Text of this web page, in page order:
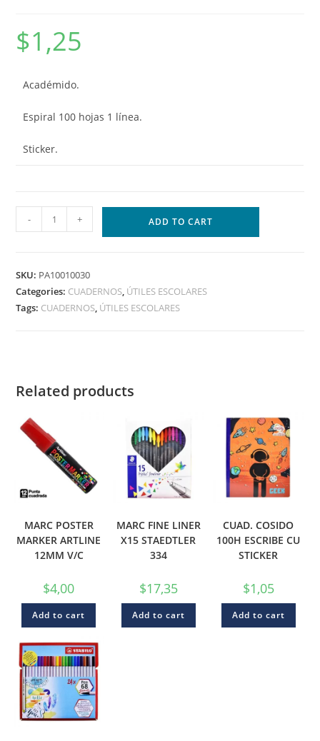
$1,25
Académido.
Espiral 100 hojas 1 línea.
Sticker.
- + ADD TO CART
SKU: PA10010030
Categories: CUADERNOS, ÚTILES ESCOLARES
Tags: CUADERNOS, ÚTILES ESCOLARES
Related products
MARC POSTER
MARKER ARTLINE
12MM V/C
$4,00
Add to cart
MARC FINE LINER
X15 STAEDTLER
334
$17,35
Add to cart
CUAD. COSIDO
100H ESCRIBE CU
STICKER
$1,05
Add to cart